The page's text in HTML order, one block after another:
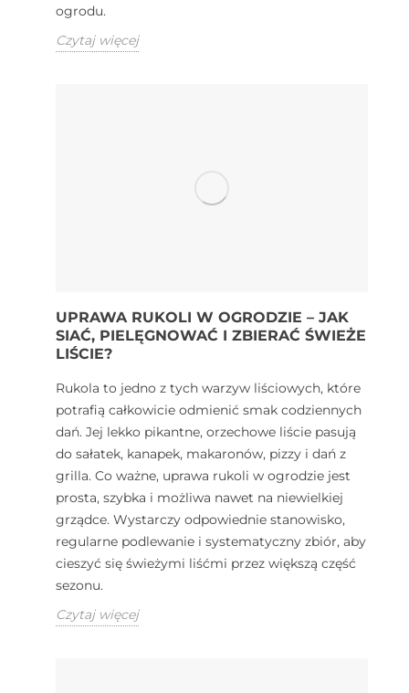
ogrodu.
Czytaj więcej
UPRAWA RUKOLI W OGRODZIE – JAK
SIAĆ, PIELĘGNOWAĆ I ZBIERAĆ ŚWIEŻE
LIŚCIE?
Rukola to jedno z tych warzyw liściowych, które
potrafią całkowicie odmienić smak codziennych
dań. Jej lekko pikantne, orzechowe liście pasują
do sałatek, kanapek, makaronów, pizzy i dań z
grilla. Co ważne, uprawa rukoli w ogrodzie jest
prosta, szybka i możliwa nawet na niewielkiej
grządce. Wystarczy odpowiednie stanowisko,
regularne podlewanie i systematyczny zbiór, aby
cieszyć się świeżymi liśćmi przez większą część
sezonu.
Czytaj więcej